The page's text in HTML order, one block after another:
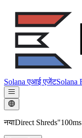
Solana एआई एजेंटSolana
नयाDirect